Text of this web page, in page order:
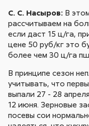
С. С. Насыров: В
рассчитываем на
если даст 15 ц/га,
цене 50 руб/кг это
более чем 30 ц/га
В принципе сезон
учитывать, что
выпали 27 - 28
12 июня. Зерновые
посевы сои